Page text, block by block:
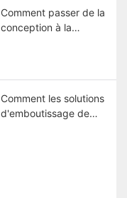
Comment passer de la
conception à la
Comment les solutions
d'emboutissage de